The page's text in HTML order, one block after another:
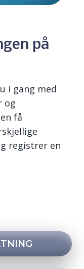
på
i gang med
og
få
registrer en